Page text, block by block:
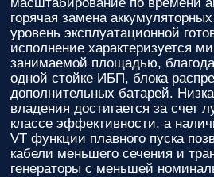
горячая замена
уровень эксплуатационной
исполнение характеризуется
занимаемой площадью,
одной стойке ИБП, блока
дополнительных батарей.
владения достигается за счет
классе эффективности, а
VT функции плавного пуска
кабели меньшего сечения и
генераторы с меньшей